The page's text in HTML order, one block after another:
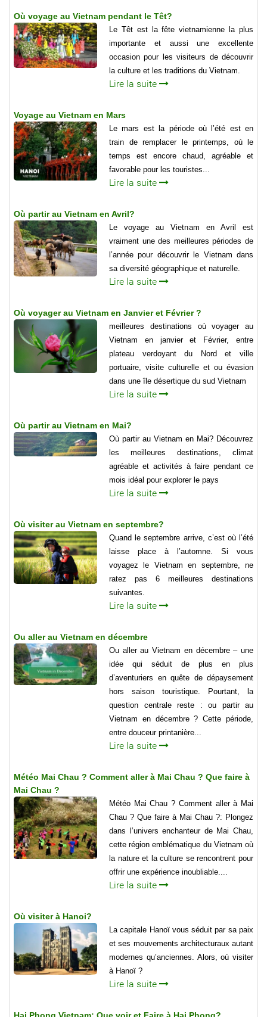
Où voyage au Vietnam pendant le Têt?
Le Têt est la fête vietnamienne la plus
importante et aussi une excellente
occasion pour les visiteurs de découvrir
la culture et les traditions du Vietnam.
Lire la suite
Voyage au Vietnam en Mars
Le mars est la période où l’été est en
train de remplacer le printemps, où le
temps est encore chaud, agréable et
favorable pour les touristes...
Lire la suite
Où partir au Vietnam en Avril?
Le voyage au Vietnam en Avril est
vraiment une des meilleures périodes de
l’année pour découvrir le Vietnam dans
sa diversité géographique et naturelle.
Lire la suite
Où voyager au Vietnam en Janvier et Février ?
meilleures destinations où voyager au
Vietnam en janvier et Février, entre
plateau verdoyant du Nord et ville
portuaire, visite culturelle et ou évasion
dans une île désertique du sud Vietnam
Lire la suite
Où partir au Vietnam en Mai?
Où partir au Vietnam en Mai? Découvrez
les meilleures destinations, climat
agréable et activités à faire pendant ce
mois idéal pour explorer le pays
Lire la suite
Où visiter au Vietnam en septembre?
Quand le septembre arrive, c’est où l’été
laisse place à l’automne. Si vous
voyagez le Vietnam en septembre, ne
ratez pas 6 meilleures destinations
suivantes.
Lire la suite
Ou aller au Vietnam en décembre
Ou aller au Vietnam en décembre – une
idée qui séduit de plus en plus
d’aventuriers en quête de dépaysement
hors saison touristique. Pourtant, la
question centrale reste : ou partir au
Vietnam en décembre ? Cette période,
entre douceur printanière...
Lire la suite
Météo Mai Chau ? Comment aller à Mai Chau ? Que faire à
Mai Chau ?
Météo Mai Chau ? Comment aller à Mai
Chau ? Que faire à Mai Chau ?: Plongez
dans l’univers enchanteur de Mai Chau,
cette région emblématique du Vietnam où
la nature et la culture se rencontrent pour
offrir une expérience inoubliable....
Lire la suite
Où visiter à Hanoi?
La capitale Hanoï vous séduit par sa paix
et ses mouvements architecturaux autant
modernes qu’anciennes. Alors, où visiter
à Hanoï ?
Lire la suite